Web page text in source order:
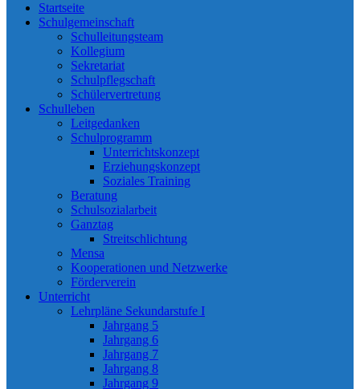
Startseite
Schulgemeinschaft
Schulleitungsteam
Kollegium
Sekretariat
Schulpflegschaft
Schülervertretung
Schulleben
Leitgedanken
Schulprogramm
Unterrichtskonzept
Erziehungskonzept
Soziales Training
Beratung
Schulsozialarbeit
Ganztag
Streitschlichtung
Mensa
Kooperationen und Netzwerke
Förderverein
Unterricht
Lehrpläne Sekundarstufe I
Jahrgang 5
Jahrgang 6
Jahrgang 7
Jahrgang 8
Jahrgang 9